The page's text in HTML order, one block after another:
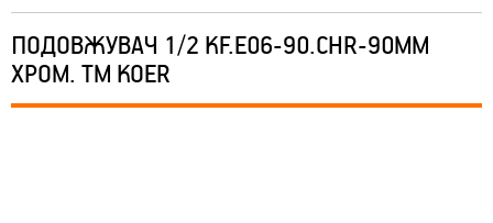
ПОДОВЖУВАЧ 1/2 KF.E06-90.CHR-90ММ
ХРОМ. ТМ KOER